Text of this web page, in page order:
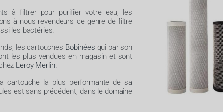
à filtrer pour purifier votre eau, les
à nous revendeurs ce genre de filtre
les bactéries.
les cartouches Bobinées qui par son
les plus vendues en magasin et sont
Leroy Merlin.
cartouche la plus performante de sa
est sans précédent, dans le domaine